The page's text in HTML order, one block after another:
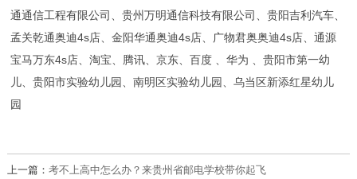
通通信工程有限公司、贵州万明通信科技有限公司、贵阳吉利汽车、
孟关乾通奥迪4s店、金阳华通奥迪4s店、广物君奥奥迪4s店、通源
宝马万东4s店、淘宝、腾讯、京东、百度 、华为 、贵阳市第一幼
儿、贵阳市实验幼儿园、南明区实验幼儿园、乌当区新添红星幼儿
园
上一篇： 考不上高中怎么办？来贵州省邮电学校带你起飞